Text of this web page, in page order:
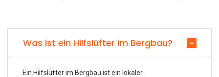
Was ist ein Hilfslüfter im Bergbau?
Ein Hilfslüfter im Bergbau ist ein lokaler